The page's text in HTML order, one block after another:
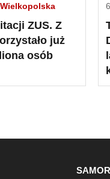
Wielkopolska
ZUS. Z
już
osób